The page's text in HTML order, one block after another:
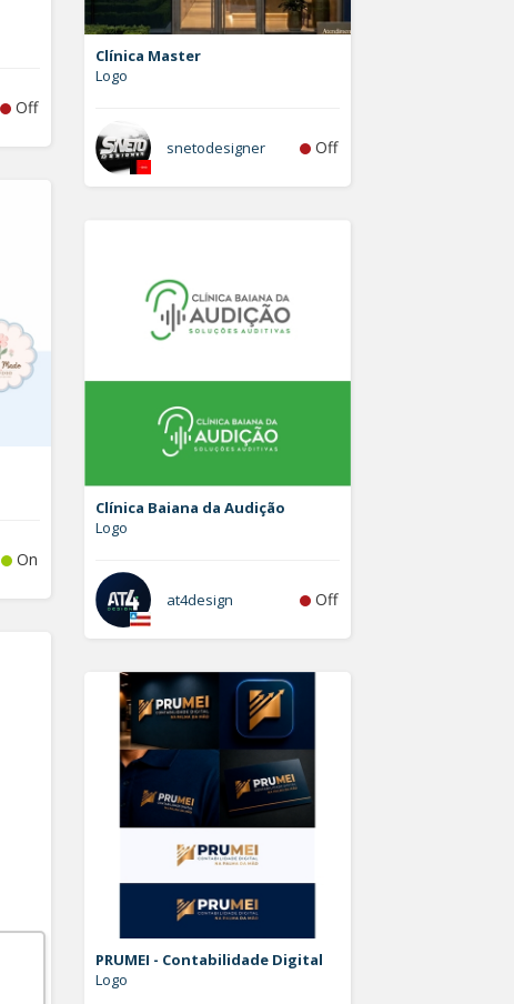
Off
Clínica Master
Logo
snetodesigner Off
On
Clínica Baiana da Audição
Logo
at4design Off
PRUMEI - Contabilidade Digital
Logo